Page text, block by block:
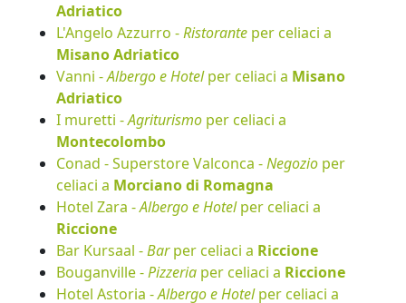
Adriatico
L'Angelo Azzurro -Ristorante per celiaci a
Misano Adriatico
Vanni -Albergo e Hotelper celiaci a Misano
Adriatico
I muretti -Agriturismo per celiaci a
Montecolombo
Conad - Superstore Valconca -Negozio per
celiaci a Morciano di Romagna
Hotel Zara -Albergo e Hotelper celiaci a
Riccione
Bar Kursaal -Barper celiaci a Riccione
Bouganville -Pizzeria per celiaci a Riccione
Hotel Astoria -Albergo e Hotelper celiaci a